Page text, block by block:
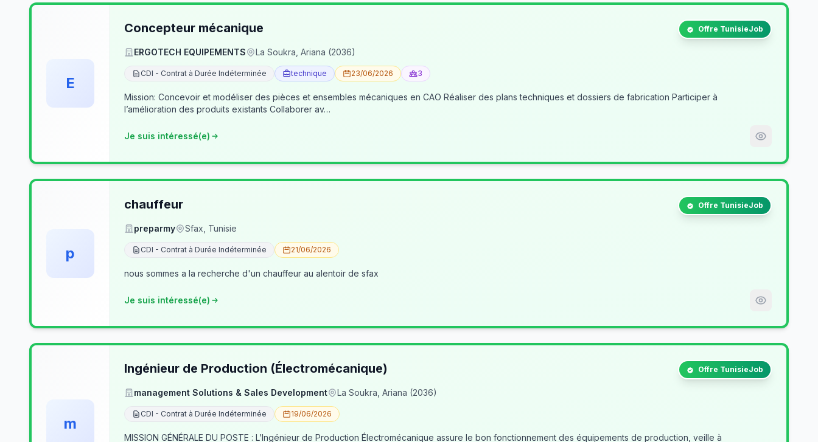
E
Concepteur mécanique Offre TunisieJob
ERGOTECH EQUIPEMENTS La Soukra, Ariana (2036)
CDI - Contrat à Durée Indéterminée technique 23/06/2026 3
Mission: Concevoir et modéliser des pièces et ensembles mécaniques en CAO Réaliser des plans techniques et dossiers de fabrication Participer à
l’amélioration des produits existants Collaborer av…
Je suis intéressé(e)
p
chauffeur Offre TunisieJob
preparmy Sfax, Tunisie
CDI - Contrat à Durée Indéterminée 21/06/2026
nous sommes a la recherche d'un chauffeur au alentoir de sfax
Je suis intéressé(e)
m
Ingénieur de Production (Électromécanique) Offre TunisieJob
management Solutions & Sales Development La Soukra, Ariana (2036)
CDI - Contrat à Durée Indéterminée 19/06/2026
MISSION GÉNÉRALE DU POSTE : L’Ingénieur de Production Électromécanique assure le bon fonctionnement des équipements de production, veille à